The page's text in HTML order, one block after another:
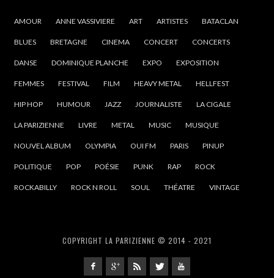
AMOUR ANNE VASSIVIERE ART ARTISTES BATACLAN
BLUES BRETAGNE CINEMA CONCERT CONCERTS
DANSE DOMINIQUE PLANCHE EXPO EXPOSITION
FEMMES FESTIVAL FILM HEAVY METAL HELLFEST
HIP HOP HUMOUR JAZZ JOURNALISTE LA CIGALE
LA PARIZIENNE LIVRE METAL MUSIC MUSIQUE
NOUVEL ALBUM OLYMPIA OUI FM PARIS PINUP
POLITIQUE POP POÉSIE PUNK RAP ROCK
ROCKABILLY ROCK N ROLL SOUL THÉATRE VINTAGE
COPYRIGHT LA PARIZIENNE © 2014 - 2021